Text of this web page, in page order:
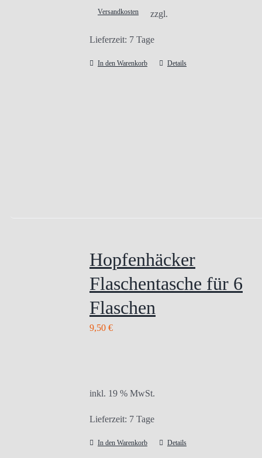
zzgl.
Versandkosten
Lieferzeit: 7 Tage
In den Warenkorb Details
Hopfenhäcker
Flaschentasche für 6
Flaschen
9,50 €
inkl. 19 % MwSt.
Lieferzeit: 7 Tage
In den Warenkorb Details